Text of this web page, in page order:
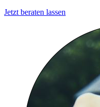
Jetzt beraten lassen